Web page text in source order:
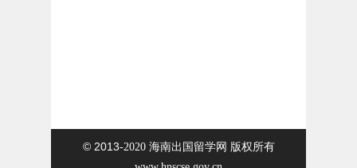
© 2013-2020 海南出国留学网 版权所有